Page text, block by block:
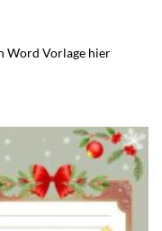
Word Vorlage hier